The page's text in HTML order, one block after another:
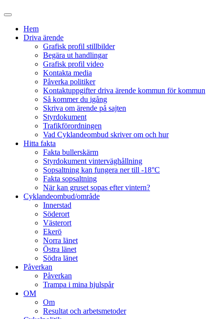
Slå
sökfältHem
Driva ärende
Grafisk profil stillbilder
Begära ut handlingar
Grafisk profil video
Kontakta media
Påverka politiker
Kontaktuppgifter driva ärende kommun för kommun
Så kommer du igång
Skriva om ärende på sajten
Styrdokument
Trafikförordningen
Vad Cyklandeombud skriver om och hur
Hitta fakta
Fakta bullerskärm
Styrdokument vinterväghållning
Sopsaltning kan fungera ner till -18°C
Fakta sopsaltning
När kan gruset sopas efter vintern?
Cyklandeombud/område
Innerstad
Söderort
Västerort
Ekerö
Norra länet
Östra länet
Södra länet
Påverkan
Påverkan
Trampa i mina hjulspår
OM
Om
Resultat och arbetsmetoder